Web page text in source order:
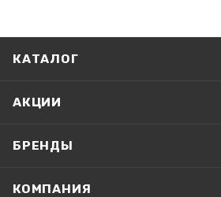
КАТАЛОГ
АКЦИИ
БРЕНДЫ
КОМПАНИЯ